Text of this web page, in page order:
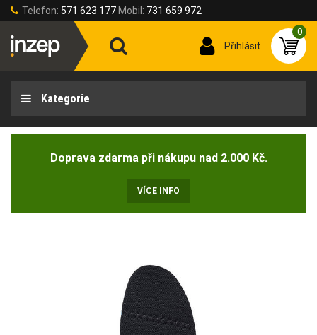
Telefon: 571 623 177 Mobil: 731 659 972
Přihlásit
0
Kategorie
Doprava zdarma při nákupu nad 2.000 Kč.
VÍCE INFO